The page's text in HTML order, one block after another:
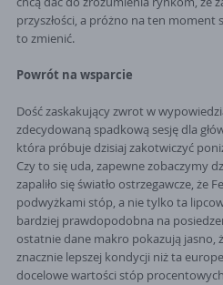
przyszłości, a próżno na ten moment
to zmienić.
Powrót na wsparcie
Dość zaskakujący zwrot w
zdecydowaną spadkową sesję dla
która próbuje dzisiaj zakotwiczyć
Czy to się uda, zapewne zobaczymy
zapaliło się światło ostrzegawcze, że
podwyżkami stóp, a nie tylko ta
bardziej prawdopodobna na
ostatnie dane makro pokazują jasno,
znacznie lepszej kondycji niż ta
docelowe wartości stóp